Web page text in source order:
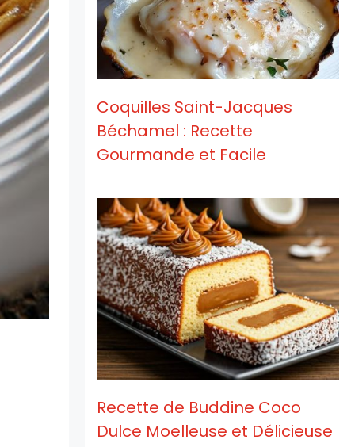
Coquilles Saint-Jacques
Béchamel : Recette
Gourmande et Facile
Recette de Buddine Coco
Dulce Moelleuse et Délicieuse